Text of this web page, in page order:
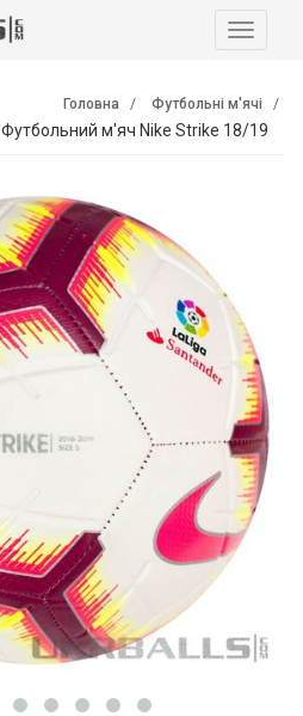
Головна Футбольні м'ячі
Футбольний м'яч Nike Strike 18/19